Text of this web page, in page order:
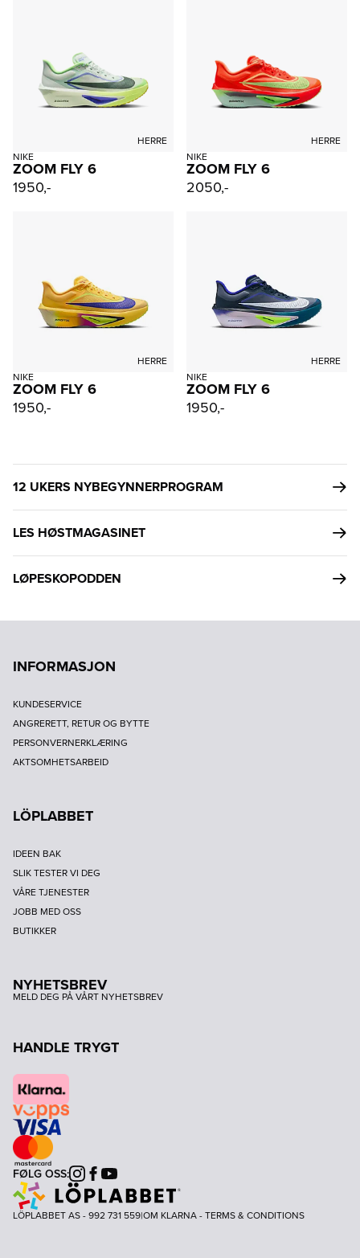
HERRE
NIKE
ZOOM FLY 6
1950,-
HERRE
NIKE
ZOOM FLY 6
2050,-
HERRE
NIKE
ZOOM FLY 6
1950,-
HERRE
NIKE
ZOOM FLY 6
1950,-
12 UKERS NYBEGYNNERPROGRAM
LES HØSTMAGASINET
LØPESKOPODDEN
INFORMASJON
KUNDESERVICE
ANGRERETT, RETUR OG BYTTE
PERSONVERNERKLÆRING
AKTSOMHETSARBEID
LÖPLABBET
IDEEN BAK
SLIK TESTER VI DEG
VÅRE TJENESTER
JOBB MED OSS
BUTIKKER
NYHETSBREV
MELD DEG PÅ VÅRT NYHETSBREV
HANDLE TRYGT
FØLG OSS:Instagram
Facebook
Youtube
LÖPLABBET AS - 992 731 559|OM KLARNA-TERMS & CONDITIONS